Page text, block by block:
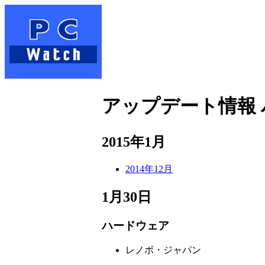
アップデート情報
2015年1月
2014年12月
1月30日
ハードウェア
レノボ・ジャパン